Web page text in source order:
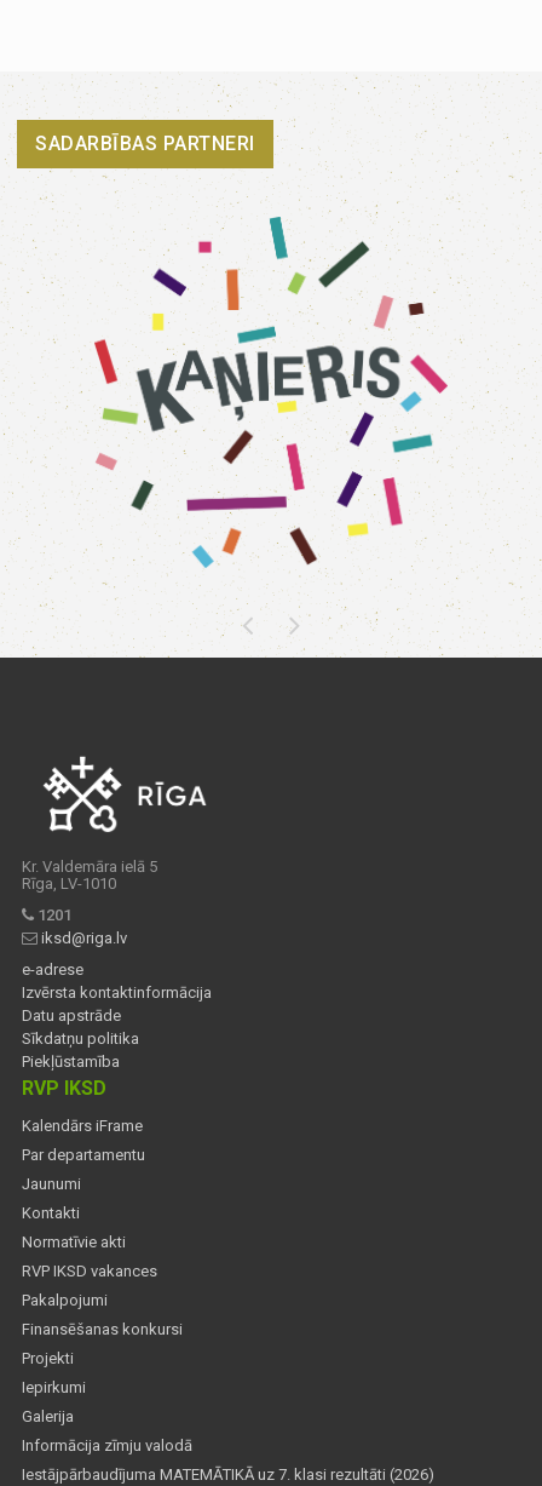
SADARBĪBAS PARTNERI
Kr. Valdemāra ielā 5
Rīga, LV-1010
1201
iksd@riga.lv
e-adrese
Izvērsta kontaktinformācija
Datu apstrāde
Sīkdatņu politika
Piekļūstamība
RVP IKSD
Kalendārs iFrame
Par departamentu
Jaunumi
Kontakti
Normatīvie akti
RVP IKSD vakances
Pakalpojumi
Finansēšanas konkursi
Projekti
Iepirkumi
Galerija
Informācija zīmju valodā
Iestājpārbaudījuma MATEMĀTIKĀ uz 7. klasi rezultāti (2026)